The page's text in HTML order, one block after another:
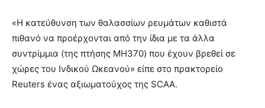
«Η κατεύθυνση των θαλασσίων ρευμάτων καθιστά
πιθανό να προέρχονται από την ίδια με τα άλλα
συντρίμμια (της πτήσης MH370) που έχουν βρεθεί σε
χώρες του Ινδικού Ωκεανού» είπε στο πρακτορείο
Reuters ένας αξιωματούχος της SCAA.